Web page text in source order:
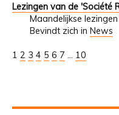
Lezingen van de 'Société
Maandelijkse
Bevindt zich in News
1 2 3 4 5 6 7 ... 10